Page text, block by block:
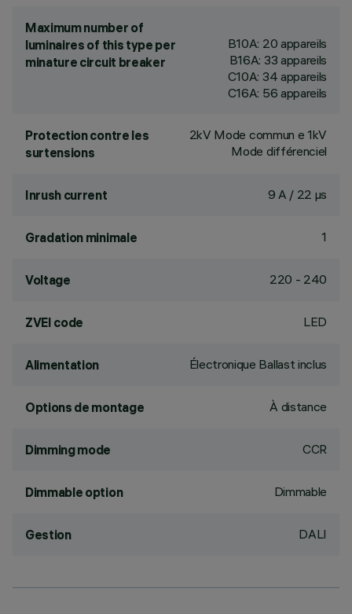
Maximum number of
luminaires of this type per
minature circuit breaker
B10A: 20 appareils
B16A: 33 appareils
C10A: 34 appareils
C16A: 56 appareils
Protection contre les
surtensions
2kV Mode commun e 1kV
Mode différenciel
Inrush current 9 A / 22 µs
Gradation minimale 1
Voltage 220 - 240
ZVEI code LED
Alimentation Électronique Ballast inclus
Options de montage À distance
Dimming mode CCR
Dimmable option Dimmable
Gestion DALI